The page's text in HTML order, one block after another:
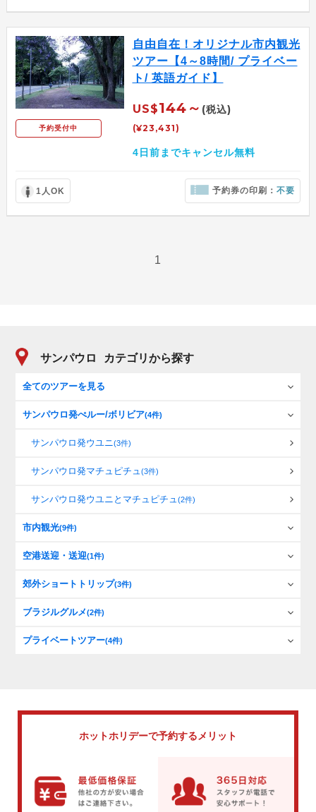
予約受付中
自由自在！オリジナル市内観光
ツアー【4～8時間/ プライベー
ト/ 英語ガイド】
US$144～ (税込)
(¥23,431)
4日前までキャンセル無料
1人OK 予約券の印刷：不要
1
サンパウロ カテゴリから探す
全てのツアーを見る
サンパウロ発ぺルー/ボリビア(4件)
サンパウロ発ウユニ(3件)
サンパウロ発マチュピチュ(3件)
サンパウロ発ウユニとマチュピチュ(2件)
市内観光(9件)
空港送迎・送迎(1件)
郊外ショートトリップ(3件)
ブラジルグルメ(2件)
プライベートツアー(4件)
ホットホリデーで予約するメリット